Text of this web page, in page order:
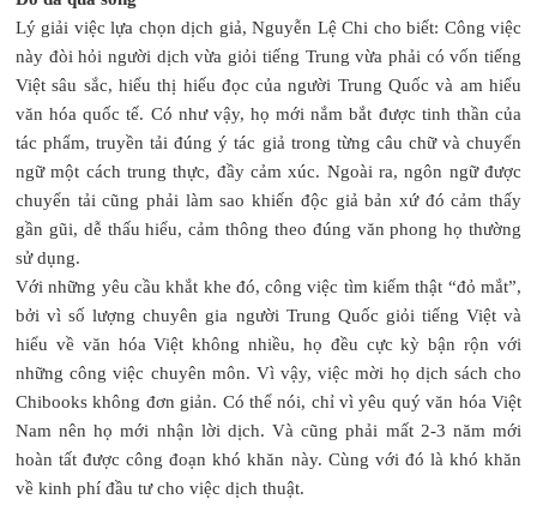
Lý giải việc lựa chọn dịch giả, Nguyễn Lệ Chi cho biết: Công việc
này đòi hỏi người dịch vừa giỏi tiếng Trung vừa phải có vốn tiếng
Việt sâu sắc, hiểu thị hiếu đọc của người Trung Quốc và am hiểu
văn hóa quốc tế. Có như vậy, họ mới nắm bắt được tinh thần của
tác phẩm, truyền tải đúng ý tác giả trong từng câu chữ và chuyển
ngữ một cách trung thực, đầy cảm xúc. Ngoài ra, ngôn ngữ được
chuyển tải cũng phải làm sao khiến độc giả bản xứ đó cảm thấy
gần gũi, dễ thấu hiểu, cảm thông theo đúng văn phong họ thường
sử dụng.
Với những yêu cầu khắt khe đó, công việc tìm kiếm thật “đỏ mắt”,
bởi vì số lượng chuyên gia người Trung Quốc giỏi tiếng Việt và
hiểu về văn hóa Việt không nhiều, họ đều cực kỳ bận rộn với
những công việc chuyên môn. Vì vậy, việc mời họ dịch sách cho
Chibooks không đơn giản. Có thể nói, chỉ vì yêu quý văn hóa Việt
Nam nên họ mới nhận lời dịch. Và cũng phải mất 2-3 năm mới
hoàn tất được công đoạn khó khăn này. Cùng với đó là khó khăn
về kinh phí đầu tư cho việc dịch thuật.